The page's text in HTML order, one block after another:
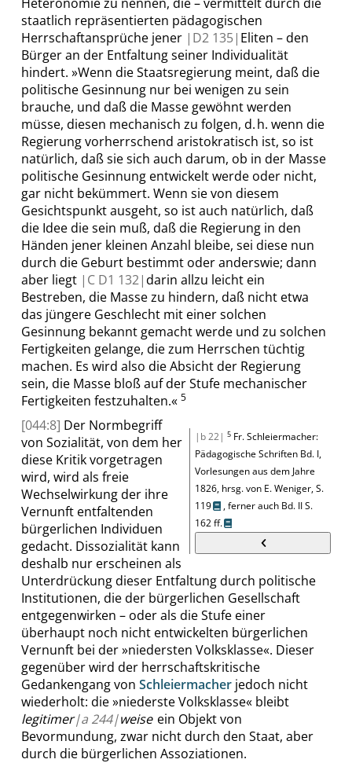
staatlich repräsentierten pädagogischen
Herrschaftansprüche jener | D2 135| Eliten – den
Bürger an der Entfaltung seiner Individualität
hindert. »Wenn die Staatsregierung meint, daß die
politische Gesinnung nur bei wenigen zu sein
brauche, und daß die Masse gewöhnt werden
müsse, diesen mechanisch zu folgen, d. h. wenn die
Regierung vorherrschend aristokratisch ist, so ist
natürlich, daß sie sich auch darum, ob in der Masse
politische Gesinnung entwickeltwerde oder nicht,
gar nicht bekümmert. Wenn sie von diesem
Gesichtspunkt ausgeht, so ist auch natürlich, daß
die Idee die sein muß, daß die Regierung in den
Händen jener kleinen Anzahl bleibe, sei diese nun
durch die Geburt bestimmt oder anderswie; dann
aber liegt | C D1 132|darin allzu leicht ein
Bestreben, die Masse zu hindern, daß nicht etwa
das jüngere Geschlecht mit einer solchen
Gesinnung bekannt gemacht werde und zu solchen
Fertigkeiten gelange, die zum Herrschen tüchtig
machen. Es wird also die Absicht der Regierung
sein, die Masse bloß auf der Stufe mechanischer
Fertigkeiten festzuhalten.« 5
|b 22| 5 Fr. Schleiermacher:
Pädagogische Schriften Bd. I,
Vorlesungen aus dem Jahre
1826, hrsg. von E. Weniger,S.
119
,ferner auch Bd. IIS.
162 ff.
[044:8] Der Normbegriff
von Sozialität, von dem her
diese Kritik vorgetragen
wird, wird als freie
Wechselwirkung der ihre
Vernunft entfaltenden
bürgerlichen Individuen
gedacht. Dissozialität kann
deshalb nur erscheinen als
Unterdrückung dieser Entfaltung durch politische
Institutionen, die der bürgerlichen Gesellschaft
entgegenwirken – oder als die Stufe einer
überhaupt noch nicht entwickelten bürgerlichen
Vernunft bei der»niedersten Volksklasse«. Dieser
gegenüber wird der herrschaftskritische
Gedankengang von Schleiermacher jedoch nicht
wiederholt: die»niederste Volksklasse« bleibt
legitimer|a 244|weise ein Objekt von
Bevormundung, zwar nicht durch den Staat, aber
durch die bürgerlichen Assoziationen.